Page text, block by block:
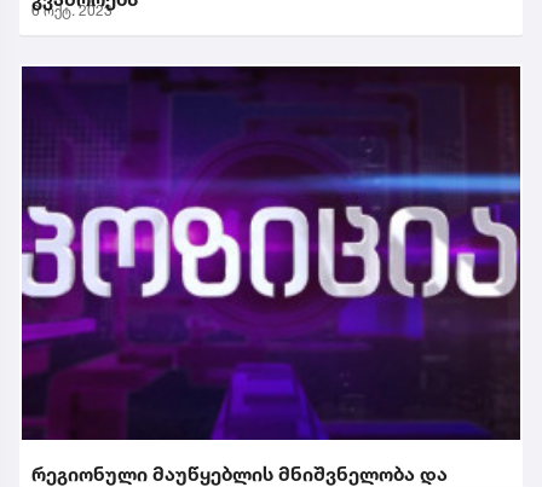
6 ოქტ. 2023
რეგიონული მაუწყებლის მნიშვნელობა და